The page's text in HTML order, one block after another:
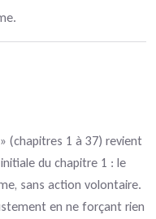
(chapitres 1 à 37) revient
du chapitre 1 : le
sans action volontaire.
en ne forçant rien